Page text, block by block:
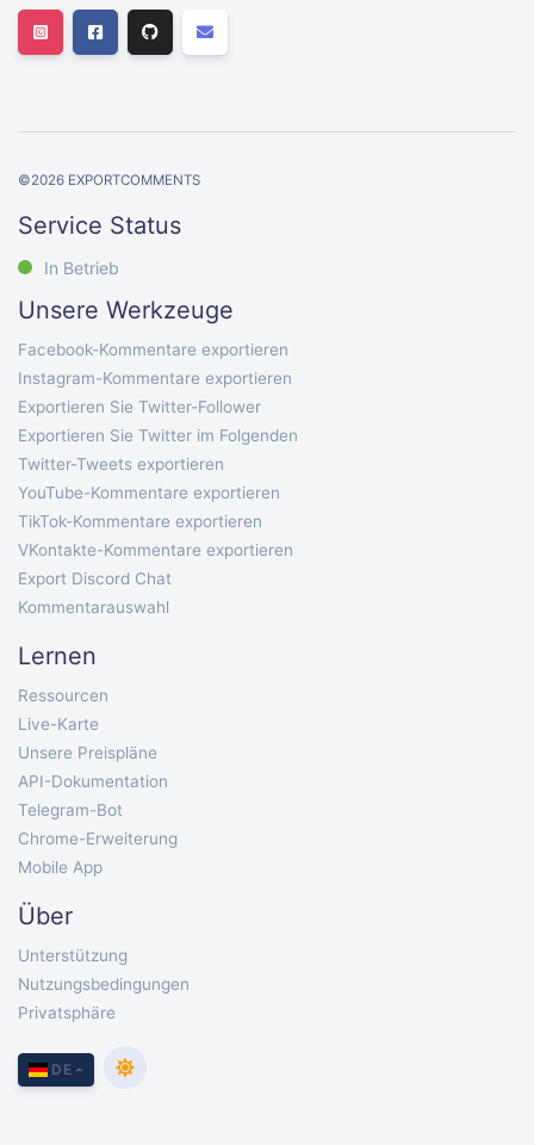
©2026 EXPORTCOMMENTS
Service Status
In Betrieb
Unsere Werkzeuge
Facebook-Kommentare exportieren
Instagram-Kommentare exportieren
Exportieren Sie Twitter-Follower
Exportieren Sie Twitter im Folgenden
Twitter-Tweets exportieren
YouTube-Kommentare exportieren
TikTok-Kommentare exportieren
VKontakte-Kommentare exportieren
Export Discord Chat
Kommentarauswahl
Lernen
Ressourcen
Live-Karte
Unsere Preispläne
API-Dokumentation
Telegram-Bot
Chrome-Erweiterung
Mobile App
Über
Unterstützung
Nutzungsbedingungen
Privatsphäre
DE